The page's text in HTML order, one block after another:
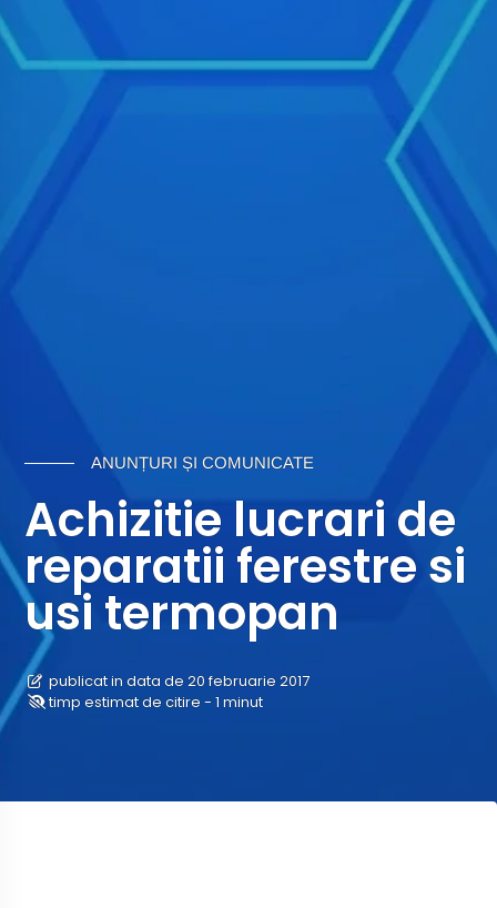
ANUNȚURI ȘI COMUNICATE
Achizitie lucrari de
reparatii ferestre si
usi termopan
publicat in data de 20 februarie 2017
timp estimat de citire - 1 minut